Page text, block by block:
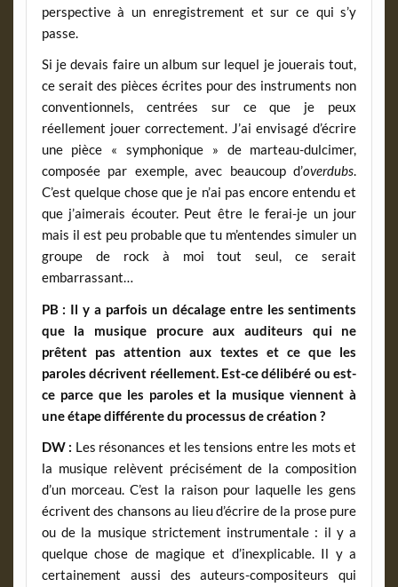
perspective à un enregistrement et sur ce qui s’y
passe.
Si je devais faire un album sur lequel je jouerais tout,
ce serait des pièces écrites pour des instruments non
conventionnels, centrées sur ce que je peux
réellement jouer correctement. J’ai envisagé d’écrire
une pièce « symphonique » de marteau-dulcimer,
composée par exemple, avec beaucoup d’overdubs.
C’est quelque chose que je n’ai pas encore entendu et
que j’aimerais écouter. Peut être le ferai-je un jour
mais il est peu probable que tu m’entendes simuler un
groupe de rock à moi tout seul, ce serait
embarrassant…
PB : Il y a parfois un décalage entre les sentiments
que la musique procure aux auditeurs qui ne
prêtent pas attention aux textes et ce que les
paroles décrivent réellement. Est-ce délibéré ou est-
ce parce que les paroles et la musique viennent à
une étape différente du processus de création ?
DW : Les résonances et les tensions entre les mots et
la musique relèvent précisément de la composition
d’un morceau. C’est la raison pour laquelle les gens
écrivent des chansons au lieu d’écrire de la prose pure
ou de la musique strictement instrumentale : il y a
quelque chose de magique et d’inexplicable. Il y a
certainement aussi des auteurs-compositeurs qui